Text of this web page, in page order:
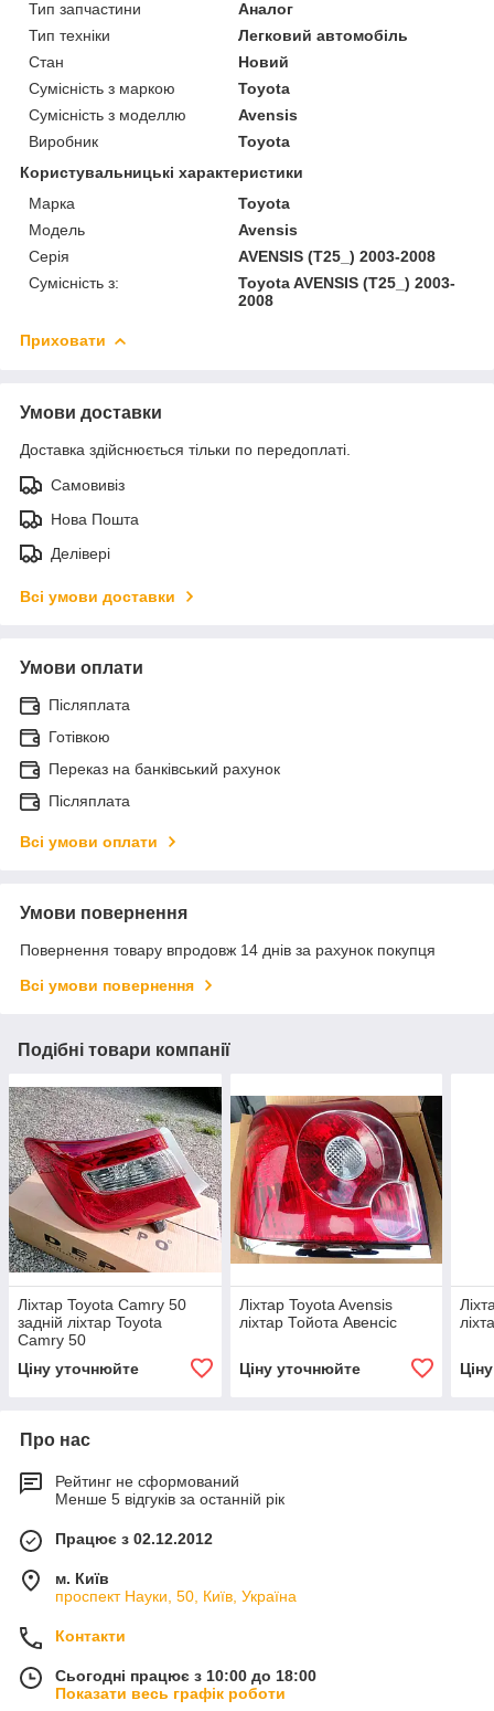
Тип запчастини
Аналог
Тип техніки
Легковий автомобіль
Стан
Новий
Сумісність з маркою
Toyota
Сумісність з моделлю
Avensis
Виробник
Toyota
Користувальницькі характеристики
Марка
Toyota
Модель
Avensis
Серія
AVENSIS (T25_) 2003-2008
Сумісність з:
Toyota AVENSIS (T25_) 2003-
2008
Приховати
Умови доставки
Доставка здійснюється тільки по передоплаті.
Самовивіз
Нова Пошта
Делівері
Всі умови доставки
Умови оплати
Післяплата
Готівкою
Переказ на банківський рахунок
Післяплата
Всі умови оплати
Умови повернення
Повернення товару впродовж 14 днів за рахунок покупця
Всі умови повернення
Подібні товари компанії
Ліхтар Toyota Camry 50
задній ліхтар Toyota
Camry 50
Ціну уточнюйте
Ліхтар Toyota Avensis
ліхтар Тойота Авенсіс
Ціну уточнюйте
Про нас
Рейтинг не сформований
Менше 5 відгуків за останній рік
Працює з 02.12.2012
м. Київ
проспект Науки, 50, Київ, Україна
Контакти
Сьогодні працює з 10:00 до 18:00
Показати весь графік роботи